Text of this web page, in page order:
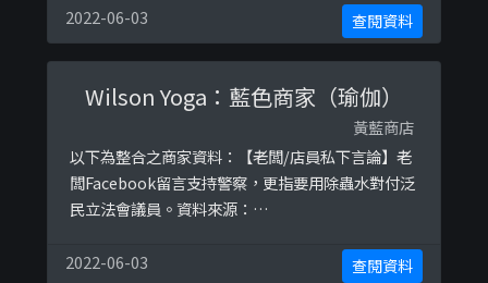
2022-06-03 查閱資料
Wilson Yoga：藍色商家（瑜伽）
黃藍商店
以下為整合之商家資料：【老闆/店員私下言論】老
闆Facebook留言支持警察，更指要用除蟲水對付泛
民立法會議員。資料來源：
2022-06-03
查閱資料